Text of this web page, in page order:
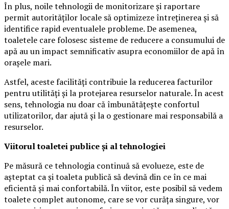
În plus, noile tehnologii de monitorizare și raportare
permit autorităților locale să optimizeze întreținerea și să
identifice rapid eventualele probleme. De asemenea,
toaletele care folosesc sisteme de reducere a consumului de
apă au un impact semnificativ asupra economiilor de apă în
orașele mari.
Astfel, aceste facilități contribuie la reducerea facturilor
pentru utilități și la protejarea resurselor naturale. În acest
sens, tehnologia nu doar că îmbunătățește confortul
utilizatorilor, dar ajută și la o gestionare mai responsabilă a
resurselor.
Viitorul toaletei publice și al tehnologiei
Pe măsură ce tehnologia continuă să evolueze, este de
așteptat ca și toaleta publică să devină din ce în ce mai
eficientă și mai confortabilă. În viitor, este posibil să vedem
toalete complet autonome, care se vor curăța singure, vor